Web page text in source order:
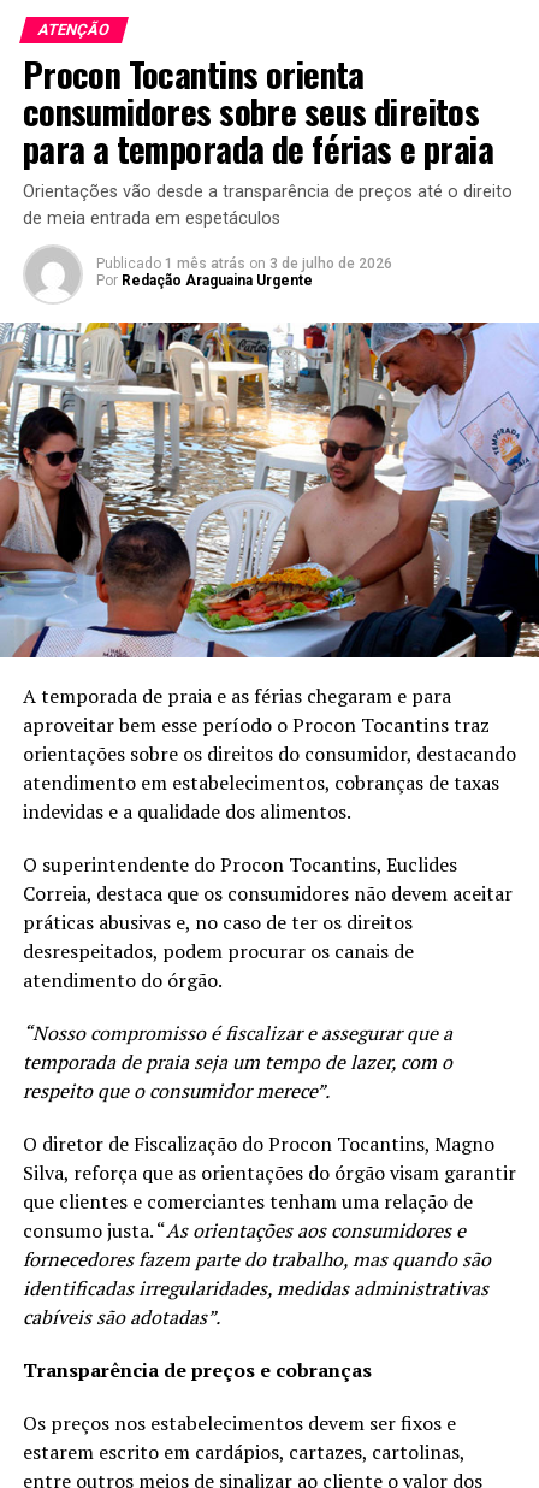
ATENÇÃO
Procon Tocantins orienta
consumidores sobre seus direitos
para a temporada de férias e praia
Orientações vão desde a transparência de preços até o direito
de meia entrada em espetáculos
Publicado 1 mês atrás on 3 de julho de 2026
Por Redação Araguaina Urgente
A temporada de praia e as férias chegaram e para
aproveitar bem esse período o Procon Tocantins traz
orientações sobre os direitos do consumidor, destacando
atendimento em estabelecimentos, cobranças de taxas
indevidas e a qualidade dos alimentos.
O superintendente do Procon Tocantins, Euclides
Correia, destaca que os consumidores não devem aceitar
práticas abusivas e, no caso de ter os direitos
desrespeitados, podem procurar os canais de
atendimento do órgão.
“Nosso compromisso é fiscalizar e assegurar que a
temporada de praia seja um tempo de lazer, com o
respeito que o consumidor merece”.
O diretor de Fiscalização do Procon Tocantins, Magno
Silva, reforça que as orientações do órgão visam garantir
que clientes e comerciantes tenham uma relação de
consumo justa. “As orientações aos consumidores e
fornecedores fazem parte do trabalho, mas quando são
identificadas irregularidades, medidas administrativas
cabíveis são adotadas”.
Transparência de preços e cobranças
Os preços nos estabelecimentos devem ser fixos e
estarem escrito em cardápios, cartazes, cartolinas,
entre outros meios de sinalizar ao cliente o valor dos